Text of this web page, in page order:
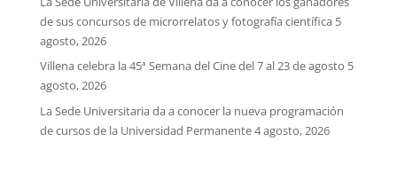
de sus concursos de microrrelatos y fotografía científica 5
agosto, 2026
Villena celebra la 45ª Semana del Cine del 7 al 23 de agosto 5
agosto, 2026
La Sede Universitaria da a conocer la nueva programación
de cursos de la Universidad Permanente4 agosto, 2026